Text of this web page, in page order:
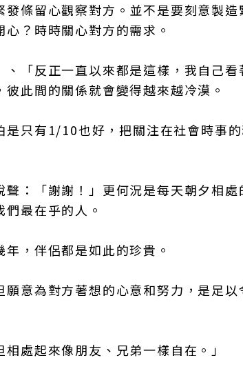
條留心觀察對方。並不是要刻意製造
？時時關心對方的需求。
「反正一直以來都是這樣，我自己看
此間的關係就會變得越來越冷漠。
只有1/10也好，把關注在社會時事
：「謝謝！」更何況是每天朝夕相處
最在乎的人。
，伴侶都是如此的珍貴。
意為對方著想的心意和努力，是足以
處起來像朋友、兄弟一樣自在。」